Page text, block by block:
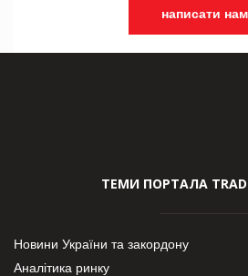
написати нам
ТЕМИ ПОРТАЛА
Новини України та закордону
Аналітика ринку